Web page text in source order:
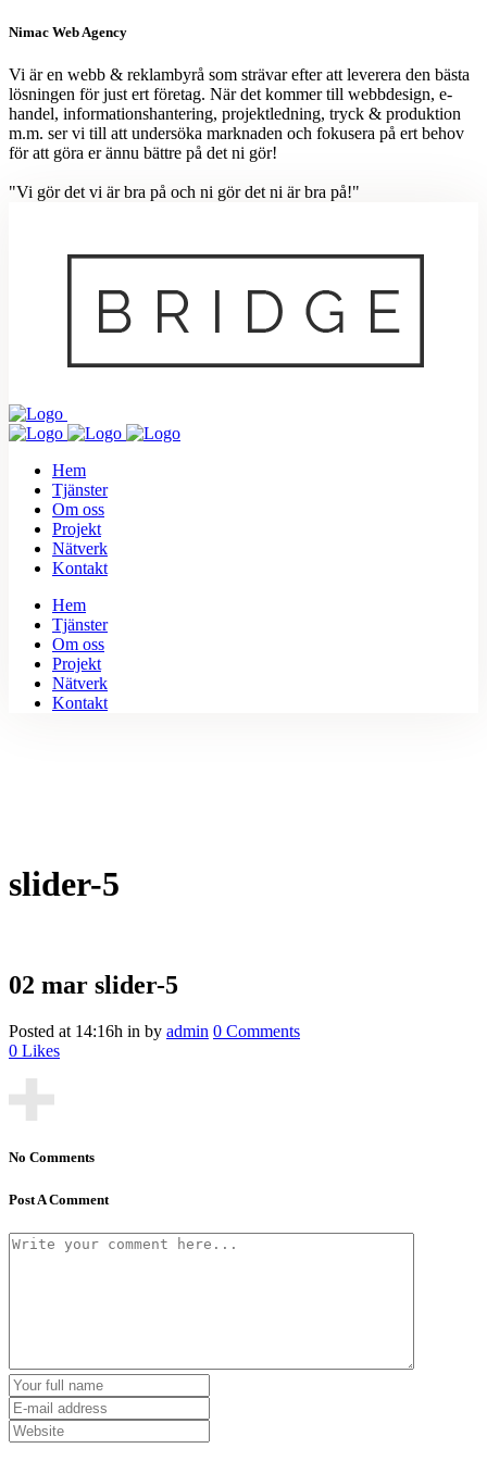
Nimac Web Agency
Vi är en webb & reklambyrå som strävar efter att leverera den bästa
lösningen för just ert företag. När det kommer till webbdesign, e-
handel, informationshantering, projektledning, tryck & produktion
m.m. ser vi till att undersöka marknaden och fokusera på ert behov
för att göra er ännu bättre på det ni gör!
"Vi gör det vi är bra på och ni gör det ni är bra på!"
Hem
Tjänster
Om oss
Projekt
Nätverk
Kontakt
Hem
Tjänster
Om oss
Projekt
Nätverk
Kontakt
slider-5
02 mar slider-5
Posted at 14:16h in by admin 0 Comments
0 Likes
No Comments
Post A Comment